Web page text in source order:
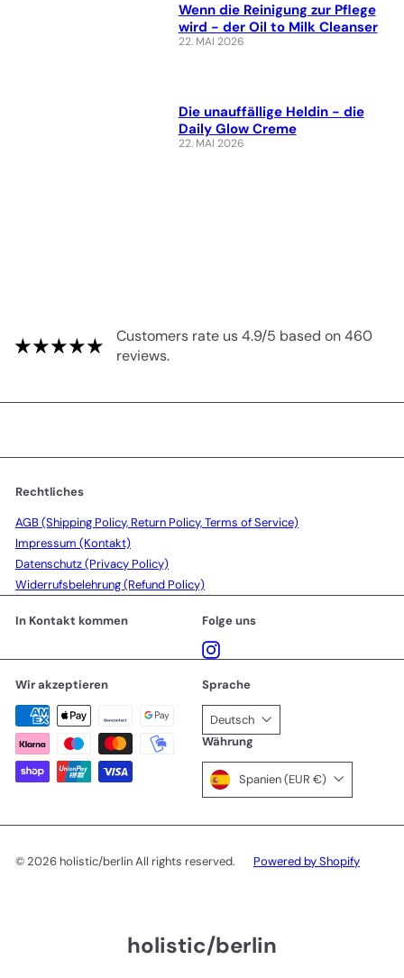
Wenn die Reinigung zur Pflege
wird - der Oil to Milk Cleanser
22. MAI 2026
Die unauffällige Heldin - die
Daily Glow Creme
22. MAI 2026
Customers rate us 4.9/5 based on 460
reviews.
Rechtliches
AGB (Shipping Policy, Return Policy, Terms of Service)
Impressum (Kontakt)
Datenschutz (Privacy Policy)
Widerrufsbelehrung (Refund Policy)
In Kontakt kommen
Folge uns
Instagram
Wir akzeptieren Sprache
Deutsch
Währung
Spanien (EUR €)
© 2026 holistic/berlin All rights reserved. Powered by Shopify
holistic/berlin